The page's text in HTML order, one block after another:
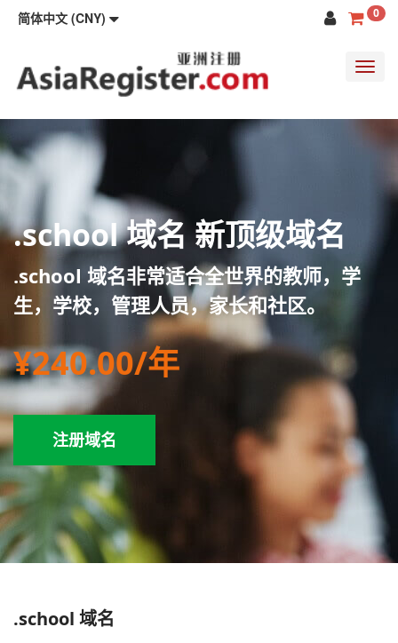
简体中文 (CNY) 0
.school 域名 新顶级域名
.school 域名非常适合全世界的教师，学
生，学校，管理人员，家长和社区。
¥240.00/年
注册域名
.school 域名